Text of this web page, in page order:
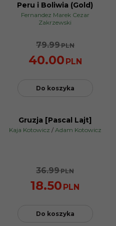
Peru i Boliwia (Gold)
Fernandez Marek Cezar
Zakrzewski
79.99PLN
40.00 PLN
Do koszyka
Gruzja [Pascal Lajt]
Kaja Kotowicz / Adam Kotowicz
36.99PLN
18.50 PLN
Do koszyka